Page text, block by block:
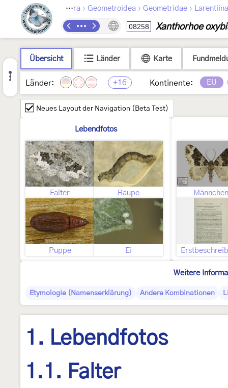
Lepidoptera › Geometroidea › Geometridae ›
08258 Xanthorhoe
Übersicht Länder Karte
Länder: +16 Kontinente: EU
Neues Layout der Navigation (Beta Test)
Lebendfotos
Falter Raupe
Puppe Ei
Männchen
Weitere
Etymologie (Namenserklärung) Andere Kombinationen
1. Lebendfotos
1.1. Falter